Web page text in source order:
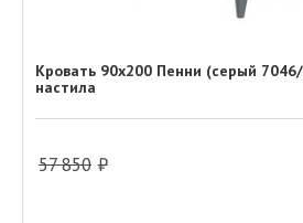
Кровать 90х200 Пенни (серый
настила
57 850